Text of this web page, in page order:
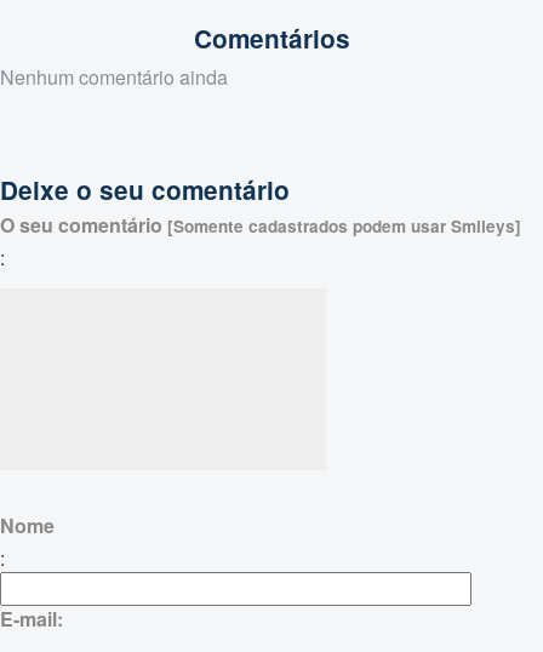
Comentários
Nenhum comentário ainda
Deixe o seu comentário
O seu comentário [Somente cadastrados podem usar Smileys]
:
Nome
:
E-mail: